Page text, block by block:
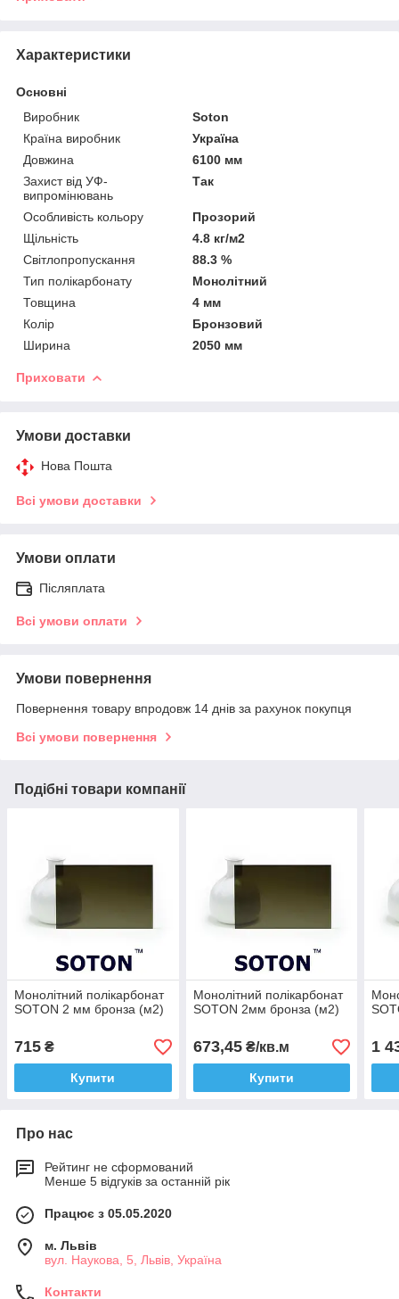
Характеристики
Основні
Виробник
Soton
Країна виробник
Україна
Довжина
6100 мм
Захист від УФ-
випромінювань
Так
Особливість кольору
Прозорий
Щільність
4.8 кг/м2
Світлопропускання
88.3 %
Тип полікарбонату
Монолітний
Товщина
4 мм
Колір
Бронзовий
Ширина
2050 мм
Приховати
Умови доставки
Нова Пошта
Всі умови доставки
Умови оплати
Післяплата
Всі умови оплати
Умови повернення
Повернення товару впродовж 14 днів за рахунок покупця
Всі умови повернення
Подібні товари компанії
Монолітний полікарбонат
SOTON 2 мм бронза (м2)
715 ₴
Купити
Монолітний полікарбонат
SOTON 2мм бронза (м2)
673,45₴/кв.м
Купити
1
Про нас
Рейтинг не сформований
Менше 5 відгуків за останній рік
Працює з 05.05.2020
м. Львів
вул. Наукова, 5, Львів, Україна
Контакти